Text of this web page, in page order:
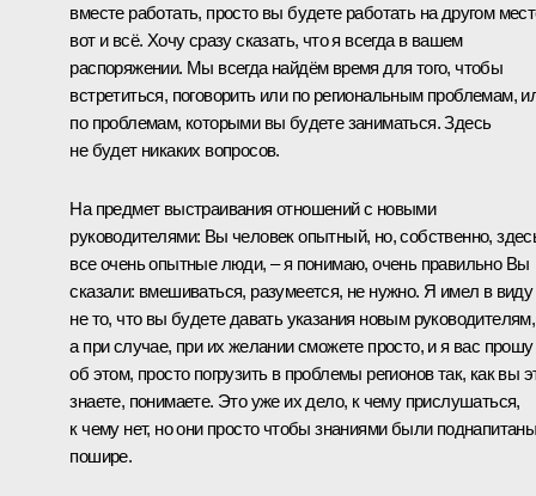
вместе работать, просто вы будете работать на другом
вот и всё. Хочу сразу сказать, что я всегда в вашем
распоряжении. Мы всегда найдём время для того, чтобы
встретиться, поговорить или по региональным проблемам,
по проблемам, которыми вы будете заниматься. Здесь
не будет никаких вопросов.
На предмет выстраивания отношений с новыми
руководителями: Вы человек опытный, но, собственно,
все очень опытные люди, – я понимаю, очень правильно Вы
сказали: вмешиваться, разумеется, не нужно. Я имел в виду
не то, что вы будете давать указания новым руководителям,
а при случае, при их желании сможете просто, и я вас прошу
об этом, просто погрузить в проблемы регионов так, как вы
знаете, понимаете. Это уже их дело, к чему прислушаться,
к чему нет, но они просто чтобы знаниями были
пошире.